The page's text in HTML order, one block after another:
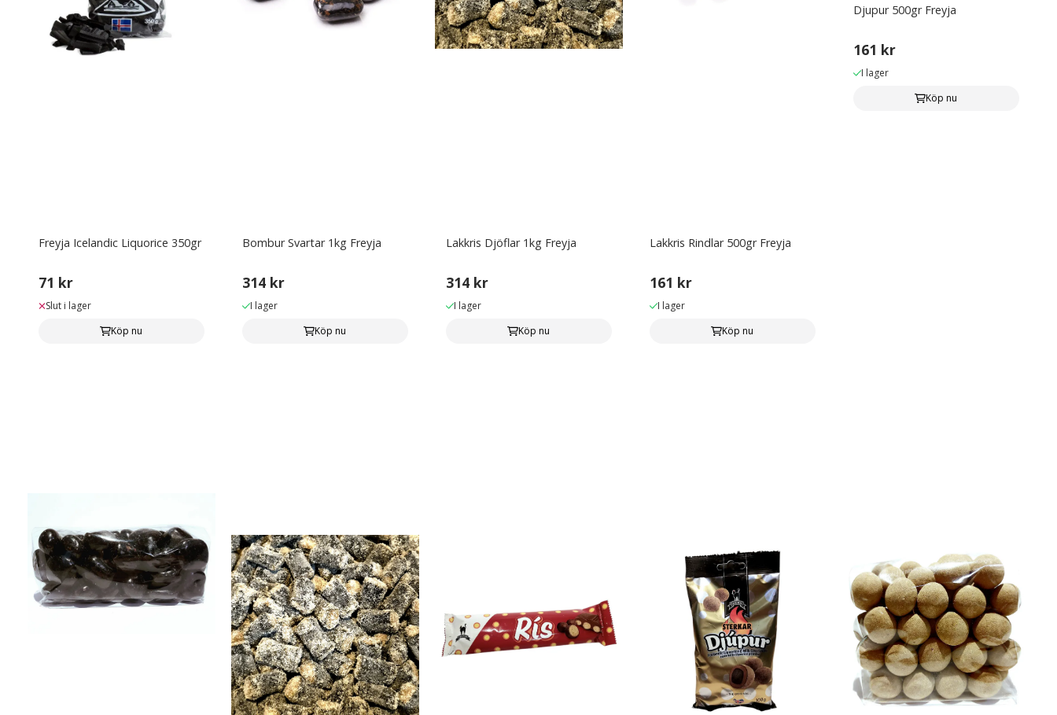
Freyja Icelandic Liquorice 350gr
71 kr
Slut i lager
Köp nu
Bombur Svartar 1kg Freyja
314 kr
I lager
Köp nu
Lakkris Djöflar 1kg Freyja
314 kr
I lager
Köp nu
Lakkris Rindlar 500gr Freyja
161 kr
I lager
Köp nu
Djupur 500gr Freyja
161 kr
I lager
Köp nu